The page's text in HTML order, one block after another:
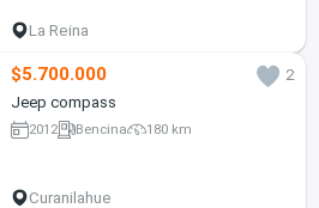
La Reina
$5.700.000
2
Jeep compass
2012 Bencina 180 km
Curanilahue